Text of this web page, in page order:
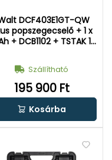
DCF403E1GT-QW
popszegecselő + 1 x
+ DCB1102 + TSTAK 18
Szállítható
195 900 Ft
Kosárba